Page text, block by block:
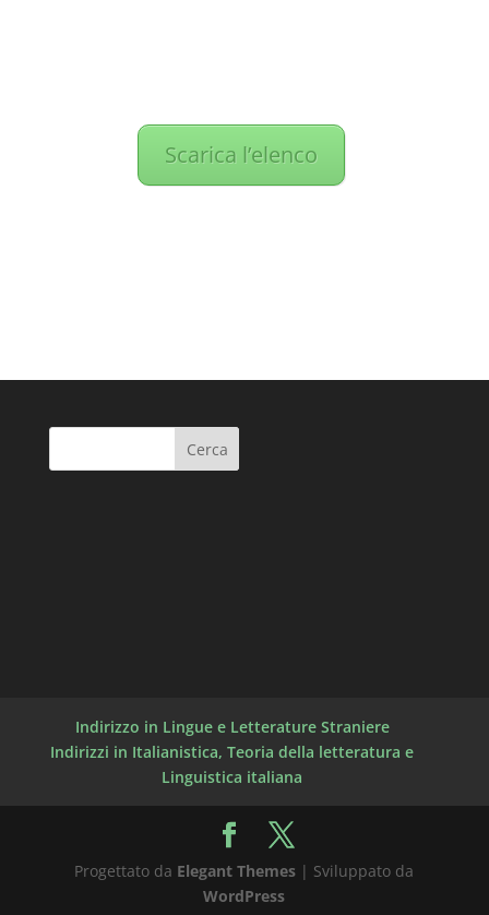
Scarica l’elenco
Indirizzo in Lingue e Letterature Straniere
Indirizzi in Italianistica, Teoria della letteratura e
Linguistica italiana
Progettato da Elegant Themes | Sviluppato da
WordPress